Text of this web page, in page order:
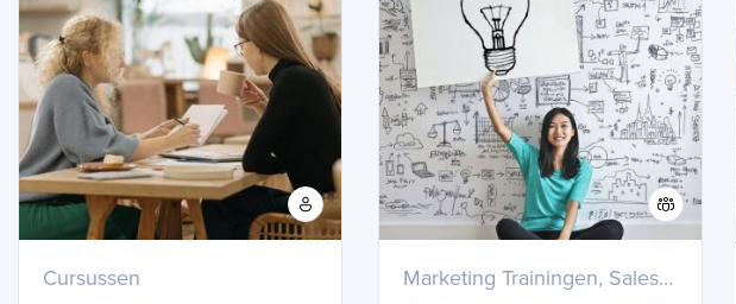
Cursussen Marketing Trainingen, Sales Trainingen